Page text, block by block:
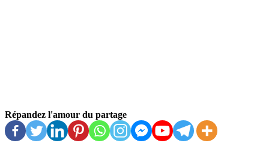
Répandez l'amour du partage